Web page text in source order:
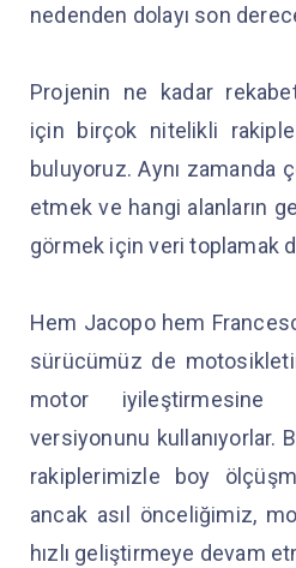
nedenden dolayı son
Projenin ne kadar
için birçok nitelikli rakiple
buluyoruz. Aynı zamanda
etmek ve hangi alanların
görmek için veri toplamak
Hem Jacopo hem
sürücümüz de
motor
versiyonunu kullanıyorlar.
rakiplerimizle boy
ancak asıl önceliğimiz,
hızlı geliştirmeye devam